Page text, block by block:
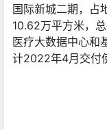
国际新城二期，占
10.62万平方米，
医疗大数据中心和
计2022年4月交付